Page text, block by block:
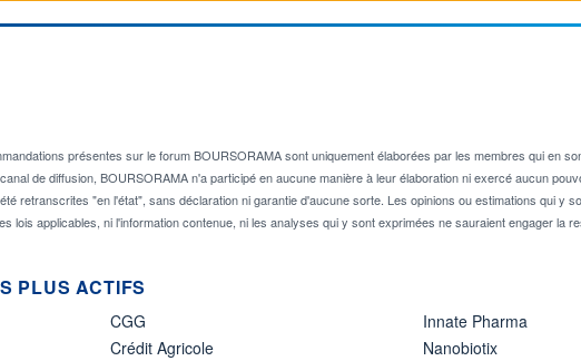
présentes sur le forum BOURSORAMA sont uniquement élaborées par les membres qui en
de diffusion, BOURSORAMA n'a participé en aucune manière à leur élaboration ni exercé aucun
retranscrites "en l'état", sans déclaration ni garantie d'aucune sorte. Les opinions ou estimations qui y
lois applicables, ni l'information contenue, ni les analyses qui y sont exprimées ne sauraient engager la
PLUS ACTIFS
CGG
Crédit Agricole
Innate Pharma
Nanobiotix